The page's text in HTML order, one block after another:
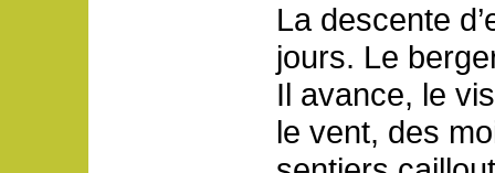
La descente
jours. Le
Il avance, le
le vent, des